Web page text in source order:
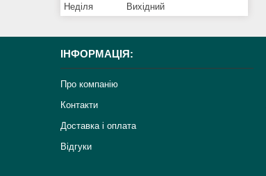
Неділя
Вихідний
ІНФОРМАЦІЯ:
Про компанію
Контакти
Доставка і оплата
Відгуки